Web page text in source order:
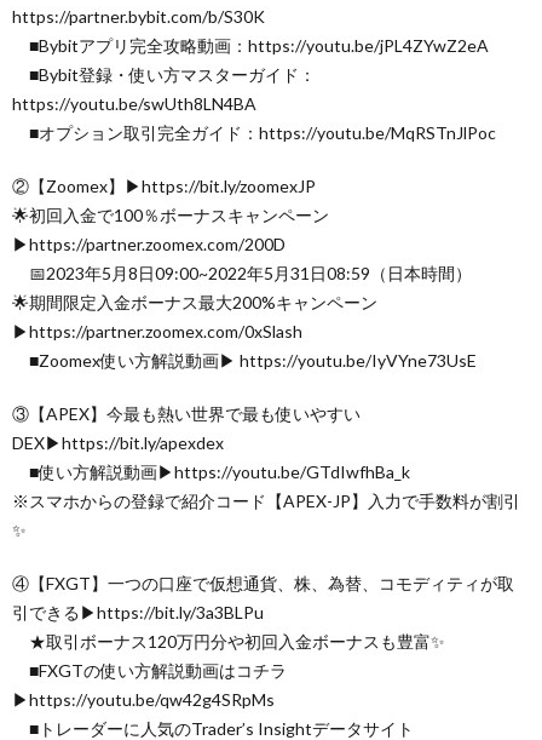
https://partner.bybit.com/b/S30K
■Bybitアプリ完全攻略動画：https://youtu.be/jPL4ZYwZ2eA
■Bybit登録・使い方マスターガイド：
https://youtu.be/swUth8LN4BA
■オプション取引完全ガイド：https://youtu.be/MqRSTnJlPoc
②【Zoomex】▶︎https://bit.ly/zoomexJP
🌟初回入金で100％ボーナスキャンペーン
▶︎https://partner.zoomex.com/200D
📅2023年5月8日09:00~2022年5月31日08:59（日本時間）
🌟期間限定入金ボーナス最大200%キャンペーン
▶︎https://partner.zoomex.com/0xSlash
■Zoomex使い方解説動画▶︎ https://youtu.be/IyVYne73UsE
③【APEX】今最も熱い世界で最も使いやすい
DEX▶︎https://bit.ly/apexdex
■使い方解説動画▶︎https://youtu.be/GTdIwfhBa_k
※スマホからの登録で紹介コード【APEX-JP】入力で手数料が割引
✨
④【FXGT】一つの口座で仮想通貨、株、為替、コモディティが取
引できる▶︎https://bit.ly/3a3BLPu
★取引ボーナス120万円分や初回入金ボーナスも豊富✨
■FXGTの使い方解説動画はコチラ
▶︎https://youtu.be/qw42g4SRpMs
■トレーダーに人気のTrader’s Insightデータサイト